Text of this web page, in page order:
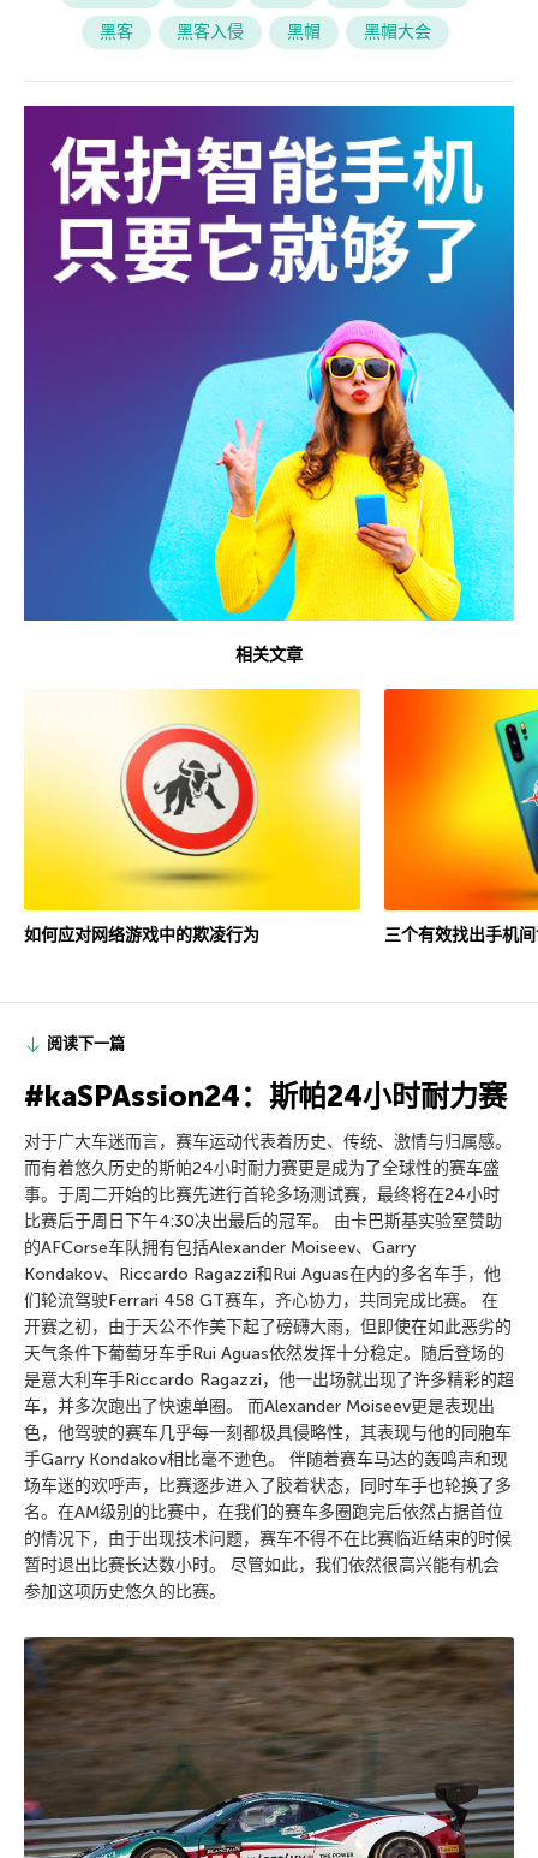
黑客
黑客入侵 黑帽 黑帽大会
相关文章
如何应对网络游戏中的欺凌行为 三个有效找出手机
阅读下一篇
#kaSPAssion24：斯帕24小时耐力赛
对于广大车迷而言，赛车运动代表着历史、传统、激情与归属感。
而有着悠久历史的斯帕24小时耐力赛更是成为了全球性的赛车盛
事。于周二开始的比赛先进行首轮多场测试赛，最终将在24小时
比赛后于周日下午4:30决出最后的冠军。 由卡巴斯基实验室赞助
的AFCorse车队拥有包括Alexander Moiseev、Garry
Kondakov、Riccardo Ragazzi和Rui Aguas在内的多名车手，他
们轮流驾驶Ferrari 458 GT赛车，齐心协力，共同完成比赛。 在
开赛之初，由于天公不作美下起了磅礴大雨，但即使在如此恶劣的
天气条件下葡萄牙车手Rui Aguas依然发挥十分稳定。随后登场的
是意大利车手Riccardo Ragazzi，他一出场就出现了许多精彩的超
车，并多次跑出了快速单圈。 而Alexander Moiseev更是表现出
色，他驾驶的赛车几乎每一刻都极具侵略性，其表现与他的同胞车
手Garry Kondakov相比毫不逊色。 伴随着赛车马达的轰鸣声和现
场车迷的欢呼声，比赛逐步进入了胶着状态，同时车手也轮换了多
名。在AM级别的比赛中，在我们的赛车多圈跑完后依然占据首位
的情况下，由于出现技术问题，赛车不得不在比赛临近结束的时候
暂时退出比赛长达数小时。 尽管如此，我们依然很高兴能有机会
参加这项历史悠久的比赛。